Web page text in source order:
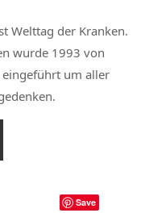
Welttag der Kranken.
wurde 1993 von
eingeführt um aller
Save